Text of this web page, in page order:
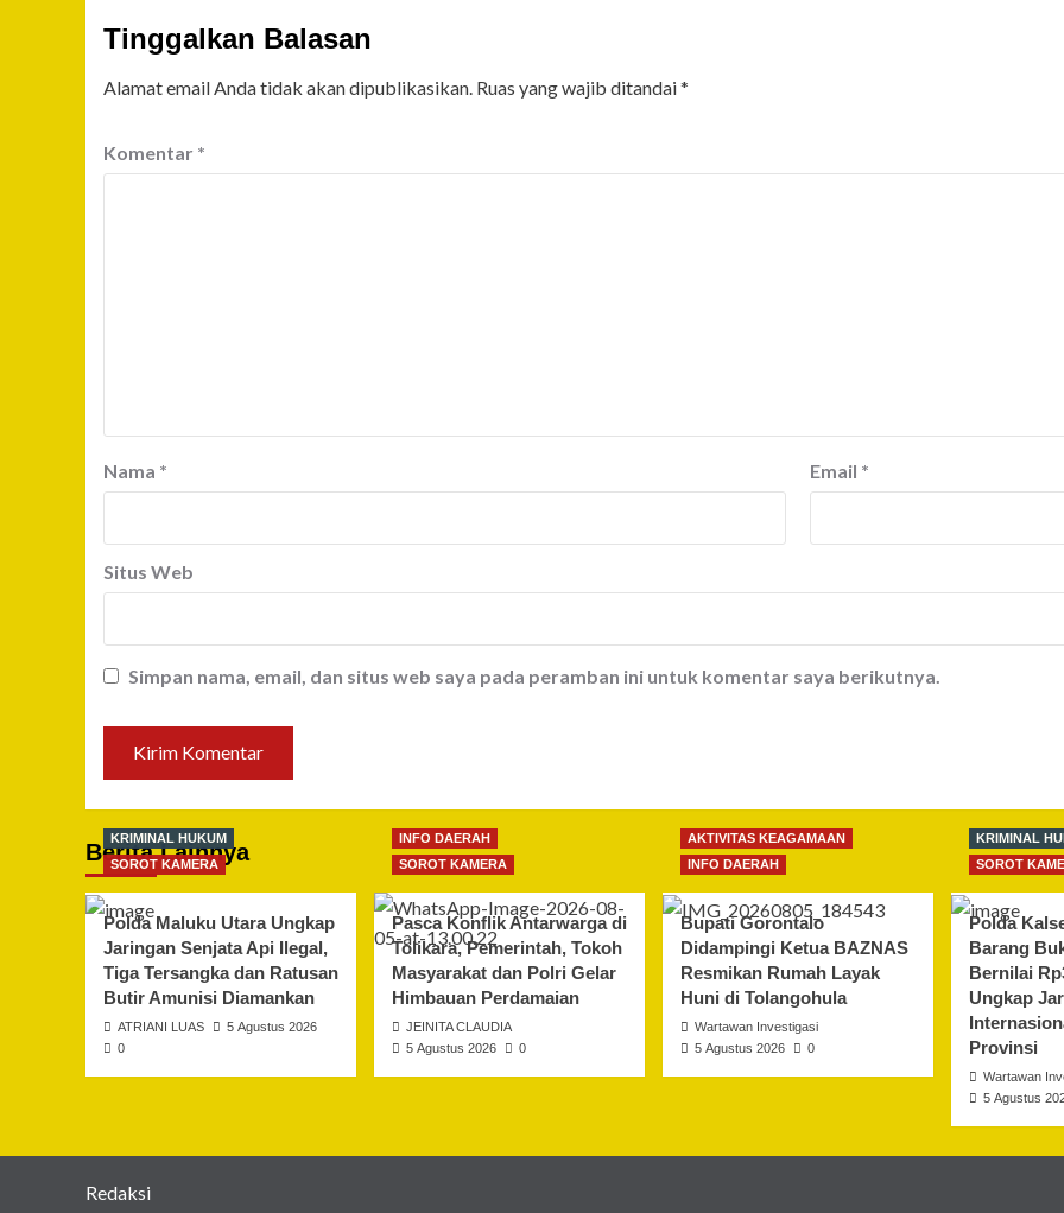
Tinggalkan Balasan
Alamat email Anda tidak akan dipublikasikan. Ruas yang wajib ditandai*
Komentar *
Nama * Email *
Situs Web
Simpan nama, email, dan situs web saya pada peramban ini untuk komentar saya berikutnya.
Berita Lainnya
KRIMINAL HUKUM
SOROT KAMERA
Polda Maluku Utara Ungkap
Jaringan Senjata Api Ilegal,
Tiga Tersangka dan Ratusan
Butir Amunisi Diamankan
ATRIANI LUAS
5 Agustus 2026
0
INFO DAERAH
SOROT KAMERA
Pasca Konflik Antarwarga di
Tolikara, Pemerintah, Tokoh
Masyarakat dan Polri Gelar
Himbauan Perdamaian
JEINITA CLAUDIA
5 Agustus 2026
0
AKTIVITAS KEAGAMAAN
INFO DAERAH
Bupati Gorontalo
Didampingi Ketua BAZNAS
Resmikan Rumah Layak
Huni di Tolangohula
Wartawan Investigasi
5 Agustus 2026
0
KRIMINAL
SOROT
Polda
Barang
Bernilai
Ungkap
Provinsi
Wartawan
5 Agustus
Redaksi